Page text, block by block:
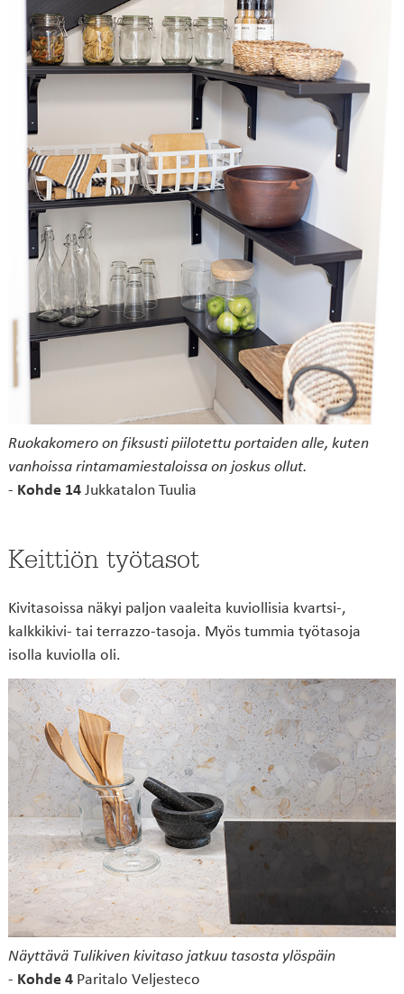
Ruokakomero on fiksusti piilotettu portaiden alle, kuten
vanhoissa rintamamiestaloissa on joskus ollut.
- Kohde 14Jukkatalon Tuulia
Keittiön työtasot
Kivitasoissa näkyi paljon vaaleita kuviollisia kvartsi-,
kalkkikivi- tai terrazzo-tasoja. Myös tummia työtasoja
isolla kuviolla oli.
Näyttävä Tulikiven kivitaso jatkuu tasosta ylöspäin
- Kohde 4Paritalo Veljesteco